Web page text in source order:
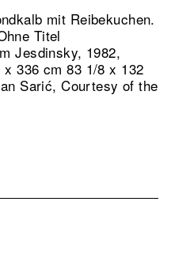
mit Reibekuchen.
Titel
Jesdinsky, 1982,
336 cm 83 1/8 x 132
Sarić, Courtesy of the